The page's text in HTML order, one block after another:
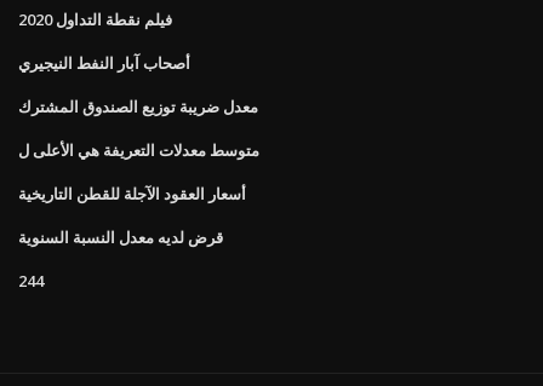
فيلم نقطة التداول 2020
أصحاب آبار النفط النيجيري
معدل ضريبة توزيع الصندوق المشترك
متوسط ​​معدلات التعريفة هي الأعلى ل
أسعار العقود الآجلة للقطن التاريخية
قرض لديه معدل النسبة السنوية
244